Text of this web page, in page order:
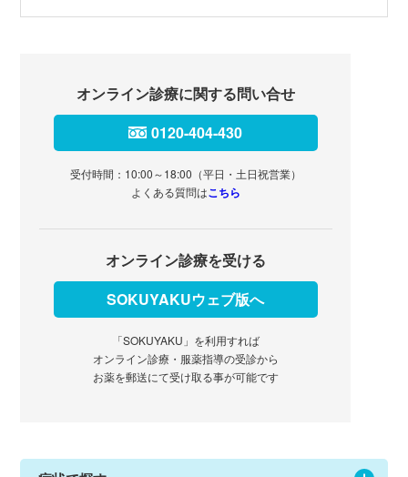
オンライン診療に関する問い合せ
0120-404-430
受付時間：10:00～18:00（平日・土日祝営業）
よくある質問はこちら
オンライン診療を受ける
SOKUYAKUウェブ版へ
「SOKUYAKU」を利用すれば
オンライン診療・服薬指導の受診から
お薬を郵送にて受け取る事が可能です